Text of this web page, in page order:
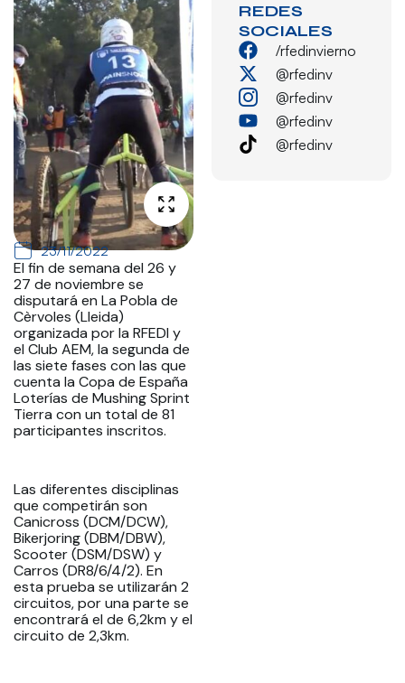
23/11/2022
El fin de semana del 26 y
27 de noviembre se
disputará en La Pobla de
Cèrvoles (Lleida)
organizada por la RFEDI y
el Club AEM, la segunda de
las siete fases con las que
cuenta la Copa de España
Loterías de Mushing Sprint
Tierra con un total de 81
participantes inscritos.
Las diferentes disciplinas
que competirán son
Canicross (DCM/DCW),
Bikerjoring (DBM/DBW),
Scooter (DSM/DSW) y
Carros (DR8/6/4/2). En
esta prueba se utilizarán 2
circuitos, por una parte se
encontrará el de 6,2km y el
circuito de 2,3km.
REDES
SOCIALES
/rfedinvierno
@rfedinv
@rfedinv
@rfedinv
@rfedinv